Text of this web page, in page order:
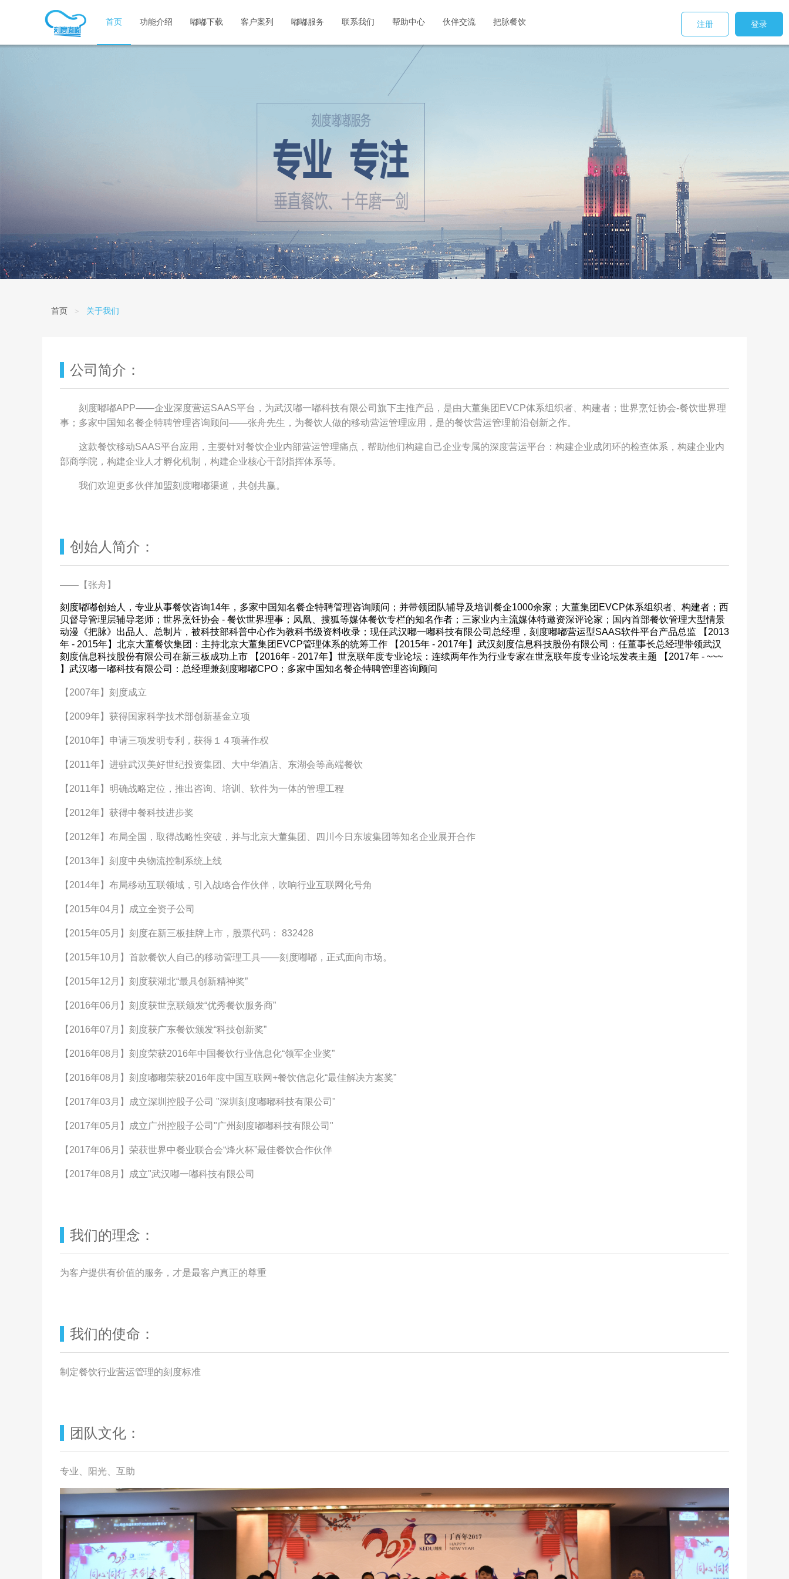
首页 功能介绍 嘟嘟下载 客户案列 嘟嘟服务 联系我们 帮助中心 伙伴交流 把脉餐饮 登录
注册
首页 关于我们
公司简介：
刻度嘟嘟APP——企业深度营运SAAS平台，为武汉嘟一嘟科技有限公司旗下主推产品，是由大董集团EVCP体系组织者、构建者；世界烹饪协会-餐饮世界理
事；多家中国知名餐企特聘管理咨询顾问——张舟先生，为餐饮人做的移动营运管理应用，是的餐饮营运管理前沿创新之作。
这款餐饮移动SAAS平台应用，主要针对餐饮企业内部营运管理痛点，帮助他们构建自己企业专属的深度营运平台：构建企业成闭环的检查体系，构建企业内
部商学院，构建企业人才孵化机制，构建企业核心干部指挥体系等。
我们欢迎更多伙伴加盟刻度嘟嘟渠道，共创共赢。
创始人简介：
——【张舟】
刻度嘟嘟创始人，专业从事餐饮咨询14年，多家中国知名餐企特聘管理咨询顾问；并带领团队辅导及培训餐企1000余家；大董集团EVCP体系组织者、构建者；西
贝督导管理层辅导老师；世界烹饪协会 - 餐饮世界理事；凤凰、搜狐等媒体餐饮专栏的知名作者；三家业内主流媒体特邀资深评论家；国内首部餐饮管理大型情景
动漫《把脉》出品人、总制片，被科技部科普中心作为教科书级资料收录；现任武汉嘟一嘟科技有限公司总经理，刻度嘟嘟营运型SAAS软件平台产品总监 【2013
年 - 2015年】北京大董餐饮集团：主持北京大董集团EVCP管理体系的统筹工作 【2015年 - 2017年】武汉刻度信息科技股份有限公司：任董事长总经理带领武汉
刻度信息科技股份有限公司在新三板成功上市 【2016年 - 2017年】世烹联年度专业论坛：连续两年作为行业专家在世烹联年度专业论坛发表主题 【2017年 - ~~~
】武汉嘟一嘟科技有限公司：总经理兼刻度嘟嘟CPO；多家中国知名餐企特聘管理咨询顾问
【2007年】刻度成立
【2009年】获得国家科学技术部创新基金立项
【2010年】申请三项发明专利，获得１４项著作权
【2011年】进驻武汉美好世纪投资集团、大中华酒店、东湖会等高端餐饮
【2011年】明确战略定位，推出咨询、培训、软件为一体的管理工程
【2012年】获得中餐科技进步奖
【2012年】布局全国，取得战略性突破，并与北京大董集团、四川今日东坡集团等知名企业展开合作
【2013年】刻度中央物流控制系统上线
【2014年】布局移动互联领域，引入战略合作伙伴，吹响行业互联网化号角
【2015年04月】成立全资子公司
【2015年05月】刻度在新三板挂牌上市，股票代码： 832428
【2015年10月】首款餐饮人自己的移动管理工具——刻度嘟嘟，正式面向市场。
【2015年12月】刻度获湖北“最具创新精神奖”
【2016年06月】刻度获世烹联颁发“优秀餐饮服务商”
【2016年07月】刻度获广东餐饮颁发“科技创新奖”
【2016年08月】刻度荣获2016年中国餐饮行业信息化“领军企业奖”
【2016年08月】刻度嘟嘟荣获2016年度中国互联网+餐饮信息化“最佳解决方案奖”
【2017年03月】成立深圳控股子公司 "深圳刻度嘟嘟科技有限公司"
【2017年05月】成立广州控股子公司"广州刻度嘟嘟科技有限公司"
【2017年06月】荣获世界中餐业联合会“烽火杯”最佳餐饮合作伙伴
【2017年08月】成立"武汉嘟一嘟科技有限公司
我们的理念：
为客户提供有价值的服务，才是最客户真正的尊重
我们的使命：
制定餐饮行业营运管理的刻度标准
团队文化：
专业、阳光、互助